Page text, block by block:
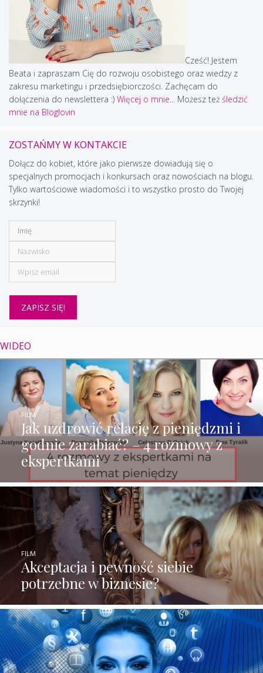
Cześć! Jestem
Beata i zapraszam Cię do rozwoju osobistego oraz wiedzy z
zakresu marketingu i przedsiębiorczości. Zachęcam do
dołączenia do newslettera :) Więcej o mnie... Możesz też śledzić
mnie na Bloglovin
ZOSTAŃMY W KONTAKCIE
Dołącz do kobiet, które jako pierwsze dowiadują się o
specjalnych promocjach i konkursach oraz nowościach na blogu.
Tylko wartościowe wiadomości i to wszystko prosto do Twojej
skrzynki!
WIDEO
Jak uzdrowić relację z pieniędzmi i
godnie zarabiać? – 4 rozmowy z
ekspertkami
FILM
Akceptacja i pewność siebie
potrzebne w biznesie?
FILM